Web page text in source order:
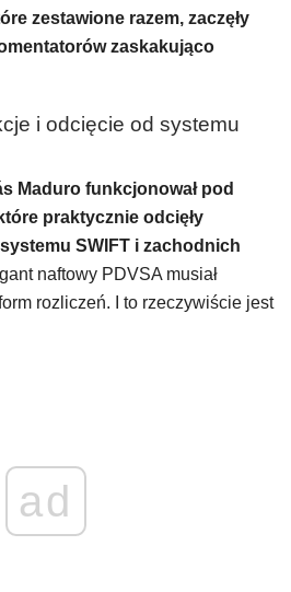
zestawione razem, zaczęły
zaskakująco
i odcięcie od systemu
Maduro funkcjonował pod
praktycznie odcięły
SWIFT i zachodnich
naftowy PDVSA musiał
rozliczeń. I to rzeczywiście jest
ad